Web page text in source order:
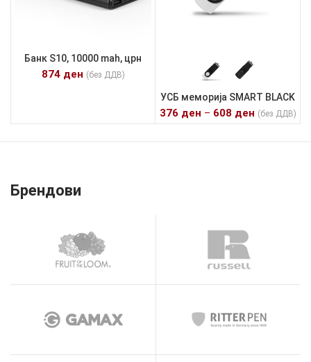
Банк S10, 10000 mah, црн
874 ден (без ДДВ)
УСБ меморија SMART BLACK
376 ден – 608 ден (без ДДВ)
Брендови